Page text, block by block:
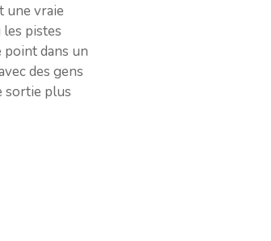
une vraie
les pistes
point dans un
des gens
sortie plus